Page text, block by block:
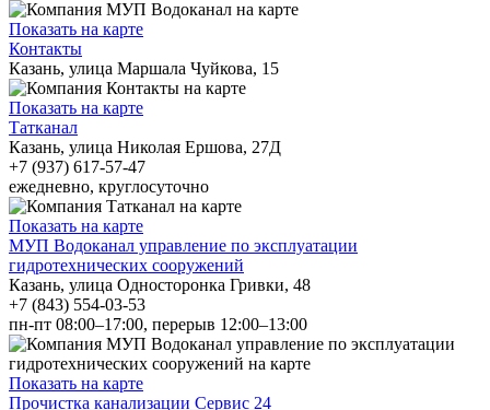
Показать на карте
Контакты
Казань, улица Маршала Чуйкова, 15
Показать на карте
Татканал
Казань, улица Николая Ершова, 27Д
+7 (937) 617-57-47
ежедневно, круглосуточно
Показать на карте
МУП Водоканал управление по эксплуатации
гидротехнических сооружений
Казань, улица Односторонка Гривки, 48
+7 (843) 554-03-53
пн-пт 08:00–17:00, перерыв 12:00–13:00
Показать на карте
Прочистка канализации Сервис 24